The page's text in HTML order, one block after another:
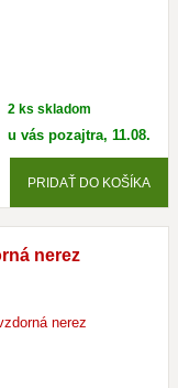
2 ks skladom
u vás pozajtra, 11.08.
PRIDAŤ DO KOŠÍKA
nerez